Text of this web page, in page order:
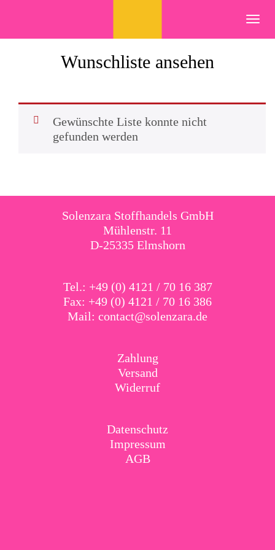
Wunschliste ansehen
Gewünschte Liste konnte nicht
gefunden werden
Solenzara Stoffhandels GmbH
Mühlenstr. 11
D-25335 Elmshorn
Tel.: +49 (0) 4121 / 70 16 387
Fax: +49 (0) 4121 / 70 16 386
Mail: contact@solenzara.de
Zahlung
Versand
Widerruf
Datenschutz
Impressum
AGB